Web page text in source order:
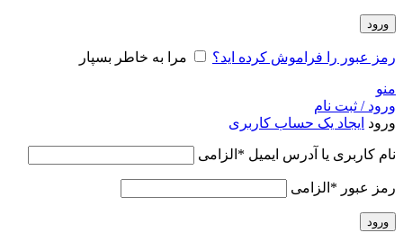
ورود
رمز عبور را فراموش کرده اید؟ مرا به خاطر بسپار
منو
ورود / ثبت نام
ورود ایجاد یک حساب کاربری
نام کاربری یا آدرس ایمیل * الزامی
رمز عبور * الزامی
ورود